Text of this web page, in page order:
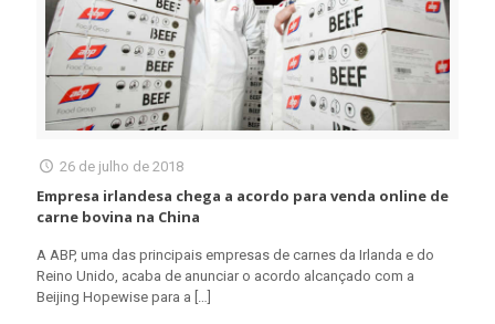
26 de julho de 2018
Empresa irlandesa chega a acordo para venda online de
carne bovina na China
A ABP, uma das principais empresas de carnes da Irlanda e do
Reino Unido, acaba de anunciar o acordo alcançado com a
Beijing Hopewise para a […]